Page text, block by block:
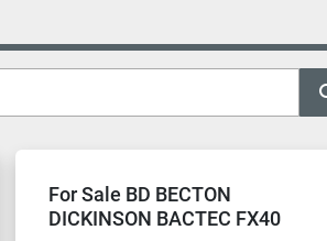
For Sale BD BECTON
DICKINSON BACTEC FX40